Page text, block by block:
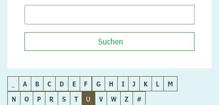
Suchen
A B C D E F G H I J K L
M
N
O P R S T U V W Z #